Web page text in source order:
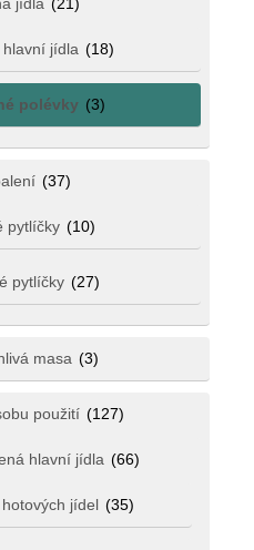
jídla (18)
polévky (3)
(37)
pytlíčky (10)
pytlíčky (27)
masa (3)
použití (127)
hlavní jídla (66)
jídel (35)